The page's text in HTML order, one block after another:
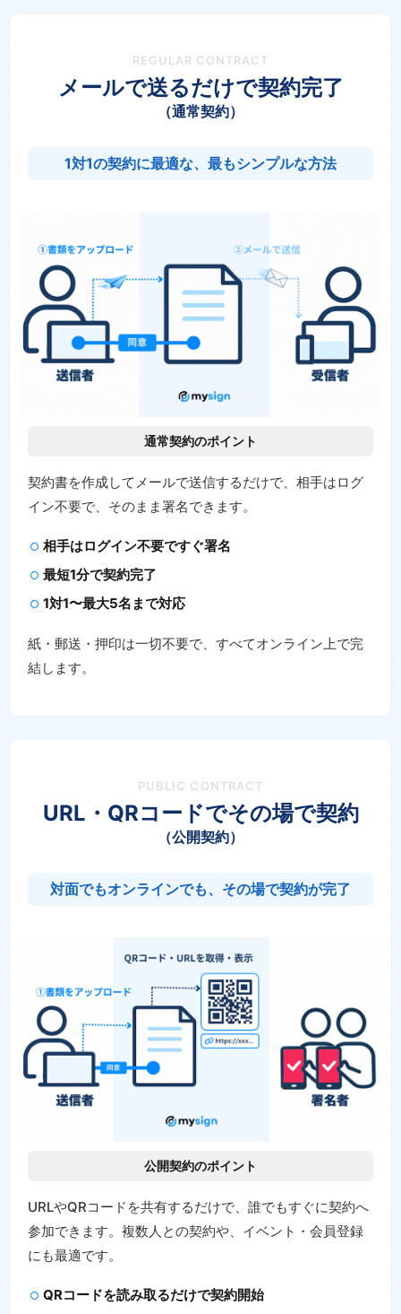
REGULAR CONTRACT
メールで送るだけで契約完了
（通常契約）
1対1の契約に最適な、最もシンプルな方法
通常契約のポイント
契約書を作成してメールで送信するだけで、相手はログ
イン不要で、そのまま署名できます。
相手はログイン不要ですぐ署名
最短1分で契約完了
1対1〜最大5名まで対応
紙・郵送・押印は一切不要で、すべてオンライン上で完
結します。
PUBLIC CONTRACT
URL・QRコードでその場で契約
（公開契約）
対面でもオンラインでも、その場で契約が完了
公開契約のポイント
URLやQRコードを共有するだけで、誰でもすぐに契約へ
参加できます。複数人との契約や、イベント・会員登録
にも最適です。
QRコードを読み取るだけで契約開始